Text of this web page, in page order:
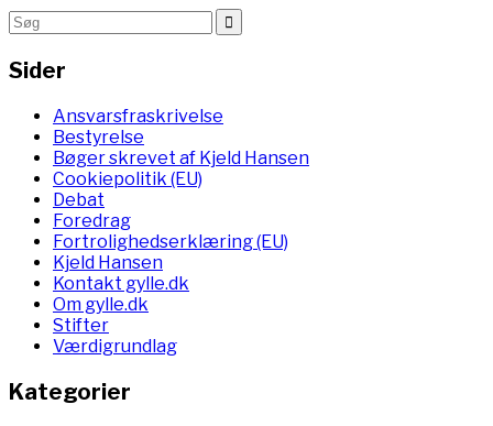
Sider
Ansvarsfraskrivelse
Bestyrelse
Bøger skrevet af Kjeld Hansen
Cookiepolitik (EU)
Debat
Foredrag
Fortrolighedserklæring (EU)
Kjeld Hansen
Kontakt gylle.dk
Om gylle.dk
Stifter
Værdigrundlag
Kategorier